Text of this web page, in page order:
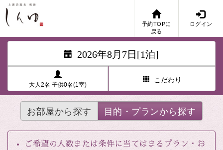
予約TOPに
戻る
ログイン
2026年8月7日[1泊]
大人2名 子供0名(1室)
こだわり
お部屋から探す 目的・プランから探す
ご希望の人数または条件に当てはまるプラン・お